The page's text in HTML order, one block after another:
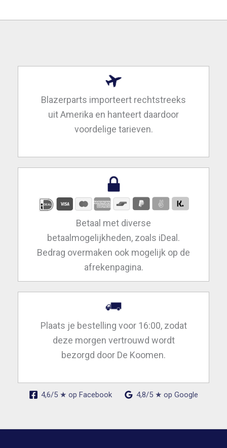
Blazerparts importeert rechtstreeks
uit Amerika en hanteert daardoor
voordelige tarieven.
Betaal met diverse
betaalmogelijkheden, zoals iDeal.
Bedrag overmaken ook mogelijk op de
afrekenpagina.
Plaats je bestelling voor 16:00, zodat
deze morgen vertrouwd wordt
bezorgd door De Koomen.
4,6/5 ★ op Facebook 4,8/5 ★ op Google